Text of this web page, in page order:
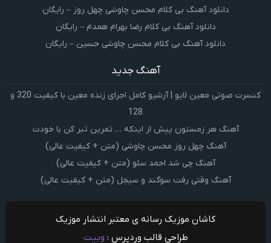
دانلود آهنگ بی کلام محسن چاوشی چهل روز – رایگان
دانلود آهنگ بی کلام رضا بهرام همدم – رایگان
دانلود آهنگ بی کلام محسن چاوشی حسین – رایگان
آهنگ جدید
کنسرت صوتی معین لایو | آرشیو کامل اجرای زنده معین با کیفیت 320 و
128
آهنگ هر زمستون پیش از اینکه … تمرین تبر کن با خودت
آهنگ چهل روز محسن چاوشی (متن + کیفیت عالی)
آهنگ چی شد احمد سلو (متن + کیفیت عالی)
آهنگ وقتی رفت سوگند و سیجل (متن + کیفیت عالی)
کاشان موزیک رسانه ی معتبر انتشار موزیک
طراحی قالب وردپرس : وبیت